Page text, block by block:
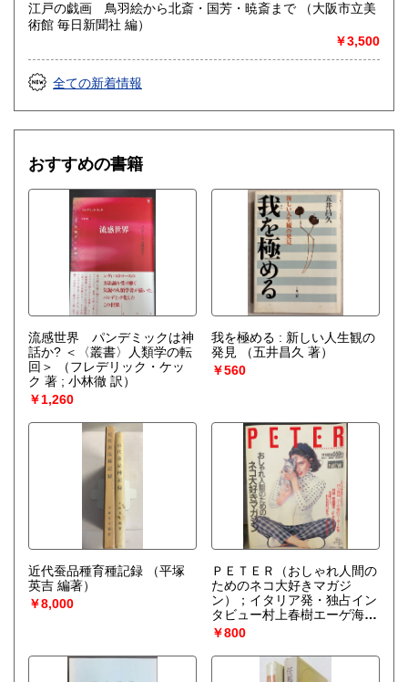
詳しくはHPをご覧ください
総記、哲学宗教、歴史、社会科学、自然科学、美術工芸、国
語国文、外国文学、古典籍、近代文献、趣味、サブカルチャ
江戸の戯画 鳥羽絵から北斎・国芳・暁斎まで （大阪市立美
術館 毎日新聞社 編）
￥3,500
全ての新着情報
おすすめの書籍
流感世界 パンデミックは神
話か? ＜〈叢書〉人類学の転
回＞
（フレデリック・ケッ
ク 著 ; 小林徹 訳）
￥1,260
我を極める : 新しい人生観の
発見
（五井昌久 著）
￥560
近代蚕品種育種記録
（平塚
英吉 編著）
￥8,000
ＰＥＴＥＲ（おしゃれ人間の
ためのネコ大好きマガジ
ン）；イタリア発・独占イン
タビュー村上春樹エーゲ海の
ペーターたち 対談林真理
ン他 １９８７年５月創刊号
（小向正司）
￥800